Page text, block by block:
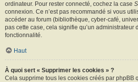
ordinateur. Pour rester connecté, cochez la case
connexion. Ce n’est pas recommandé si vous
accéder au forum (bibliothèque, cyber-café,
pas cette case, cela signifie qu’un administrateur
fonctionnalité.
Haut
À quoi sert « Supprimer les cookies » ?
Cela supprime tous les cookies créés par phpBB